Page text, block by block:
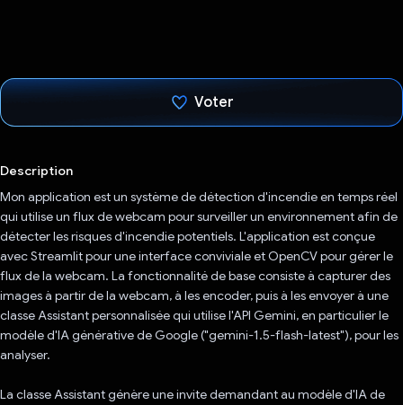
Voter
Description
Mon application est un système de détection d'incendie en temps réel
qui utilise un flux de webcam pour surveiller un environnement afin de
détecter les risques d'incendie potentiels. L'application est conçue
avec Streamlit pour une interface conviviale et OpenCV pour gérer le
flux de la webcam. La fonctionnalité de base consiste à capturer des
images à partir de la webcam, à les encoder, puis à les envoyer à une
classe Assistant personnalisée qui utilise l'API Gemini, en particulier le
modèle d'IA générative de Google ("gemini-1.5-flash-latest"), pour les
analyser.
La classe Assistant génère une invite demandant au modèle d'IA de